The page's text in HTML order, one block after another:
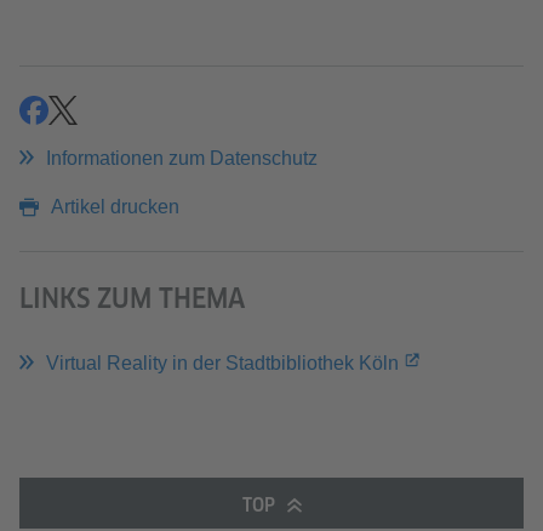
teilenteilen
Informationen zum Datenschutz
Artikel drucken
LINKS ZUM THEMA
Virtual Reality in der Stadtbibliothek Köln
TOP